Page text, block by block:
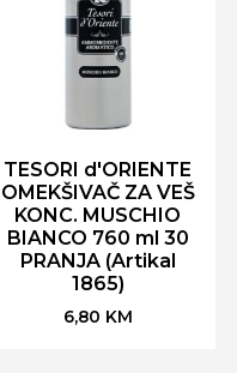
TESORI d'ORIENTE
OMEKŠIVAČ ZA VEŠ
KONC. MUSCHIO
BIANCO 760 ml 30
PRANJA (Artikal
1865)
6,80 KM